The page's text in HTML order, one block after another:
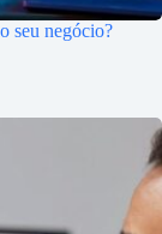
seu negócio?